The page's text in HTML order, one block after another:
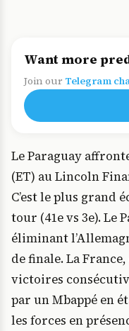
Want more
Join our Telegram
Le Paraguay
(ET) au Lincoln
C’est le plus grand
tour (41e vs 3e). Le
éliminant
de finale. La
victoires
par un Mbappé en
les forces en